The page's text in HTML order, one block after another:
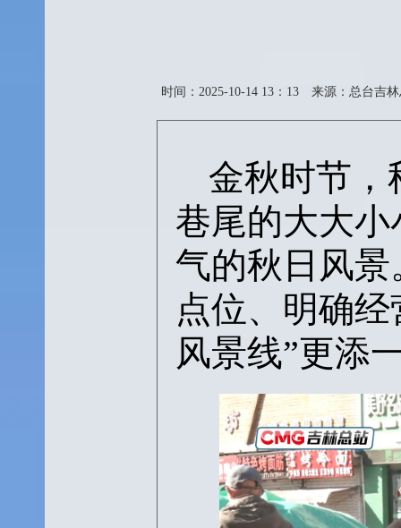
时间：2025-10-14 13：13 来源：总台吉
金秋时节，
巷尾的大大
气的秋日风
点位、明确
风景线”更添